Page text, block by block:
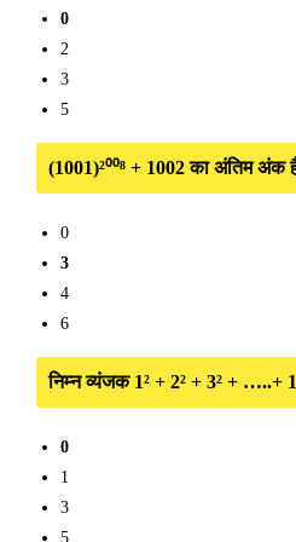
0
2
3
5
(1001)²⁰⁰⁸ + 1002 का अंतिम अंक
0
3
4
6
निम्न व्यंजक 1² + 2² + 3² + …..+
0
1
3
5